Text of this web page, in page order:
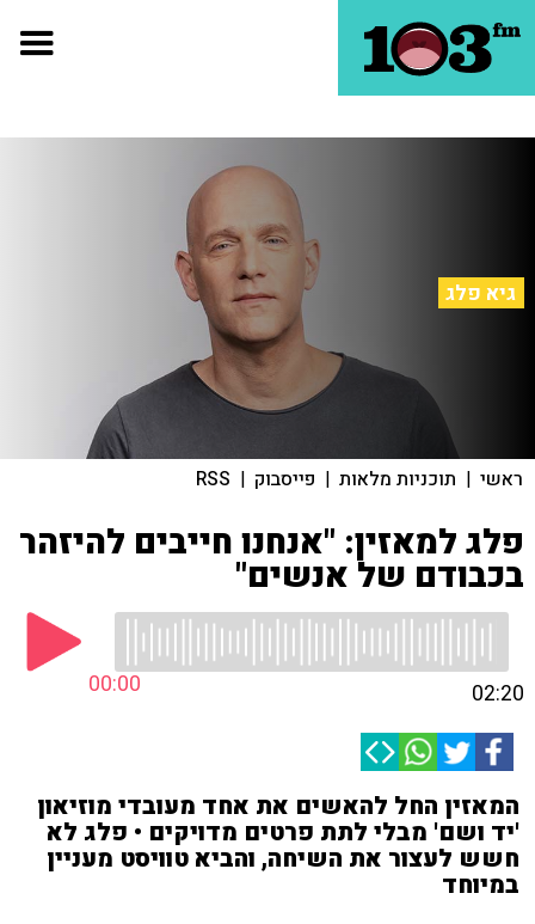
גיא פלג
ראשי | תוכניות מלאות | פייסבוק |
RSS
פלג למאזין: "אנחנו חייבים להיזהר
בכבודם של אנשים"
00:00 02:20
המאזין החל להאשים את אחד מעובדי מוזיאון
'יד ושם' מבלי לתת פרטים מדויקים • פלג לא
חשש לעצור את השיחה, והביא טוויסט מעניין
במיוחד